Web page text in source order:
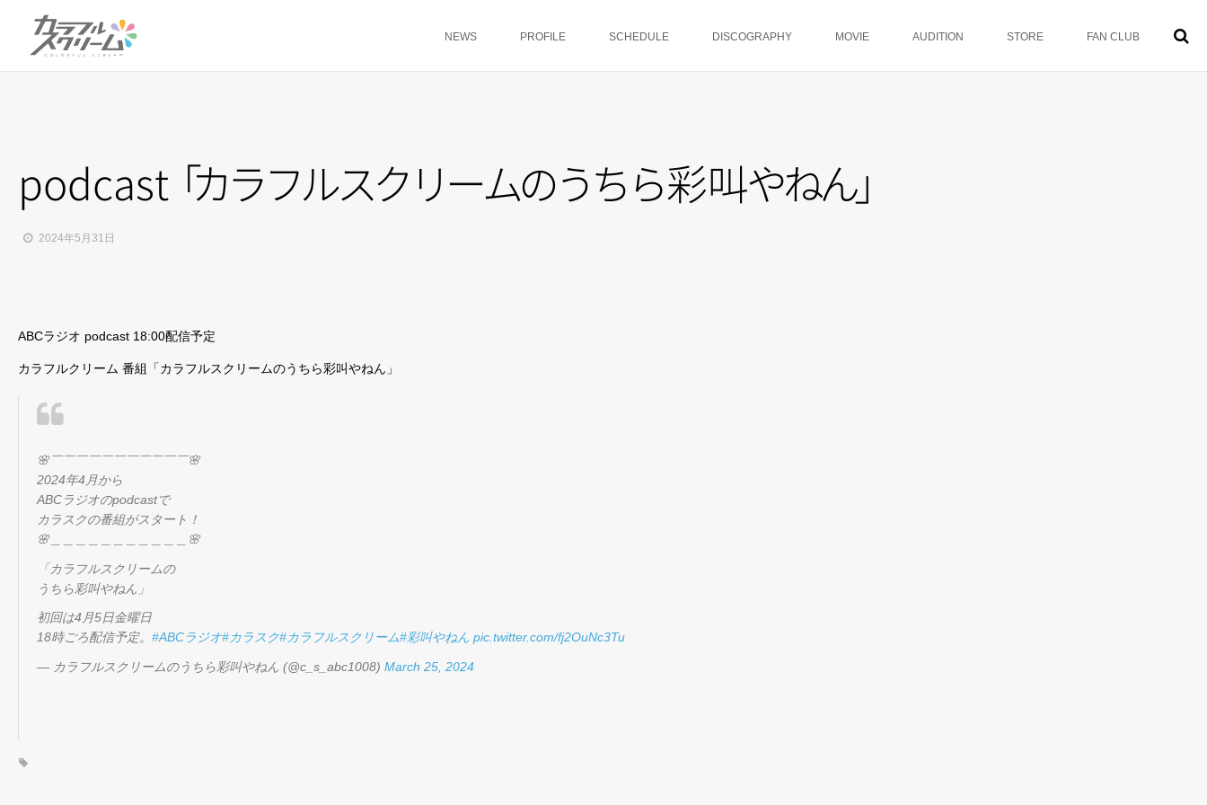
NEWS PROFILE SCHEDULE DISCOGRAPHY MOVIE AUDITION STORE FAN CLUB
podcast「カラフルスク リ ームのうち ら彩叫やねん」
2024年5月31日
ABCラジオ podcast 18:00配信予定
カラフルクリーム 番組「カラフルスクリームのうちら彩叫やねん」
🌸￣￣￣￣￣￣￣￣￣￣￣🌸
2024年4月から
ABCラジオのpodcastで
カラスクの番組がスタート！
🌸＿＿＿＿＿＿＿＿＿＿＿🌸
「カラフルスクリームの
うちら彩叫やねん」
初回は4月5日金曜日
18時ごろ配信予定。 #ABCラジオ#カラスク#カラフルスクリーム#彩叫やねん pic.twitter.com/fj2OuNc3Tu
— カラフルスクリームのうちら彩叫やねん (@c_s_abc1008) March 25, 2024